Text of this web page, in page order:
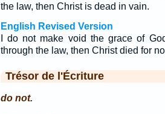
the law, then Christ is dead in vain.
English Revised Version
I do not make void the grace of
through the law, then Christ died for
Trésor de l'Écriture
do not.